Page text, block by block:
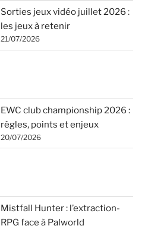
Sorties jeux vidéo juillet 2026 :
les jeux à retenir
21/07/2026
EWC club championship 2026 :
règles, points et enjeux
20/07/2026
Mistfall Hunter : l’extraction-
RPG face à Palworld